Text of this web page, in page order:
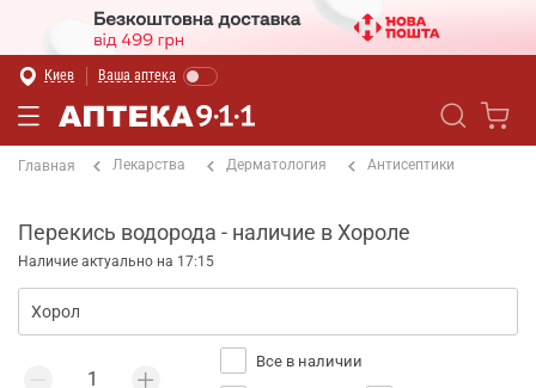
Киев Ваша аптека
Главная Лекарства Дерматология Антисептики
Перекись водорода - наличие в Хороле
Наличие актуально на 17:15
Все в наличии